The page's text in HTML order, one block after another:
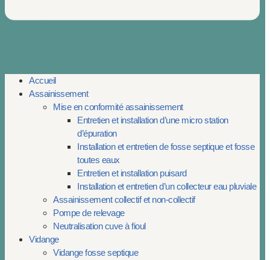
Accueil
Assainissement
Mise en conformité assainissement
Entretien et installation d’une micro station
d’épuration
Installation et entretien de fosse septique et fosse
toutes eaux
Entretien et installation puisard
Installation et entretien d’un collecteur eau pluviale
Assainissement collectif et non-collectif
Pompe de relevage
Neutralisation cuve à fioul
Vidange
Vidange fosse septique